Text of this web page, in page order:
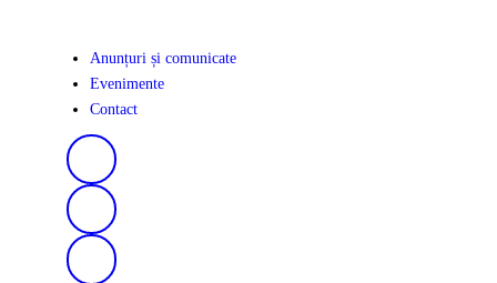
Anunțuri și comunicate
Evenimente
Contact